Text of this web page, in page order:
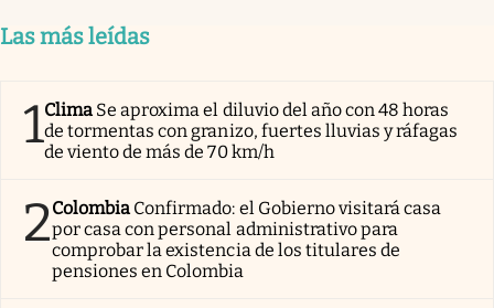
Las más leídas
1Clima Se aproxima el diluvio del año con 48 horas
de tormentas con granizo, fuertes lluvias y ráfagas
de viento de más de 70 km/h
2Colombia Confirmado: el Gobierno visitará casa
por casa con personal administrativo para
comprobar la existencia de los titulares de
pensiones en Colombia